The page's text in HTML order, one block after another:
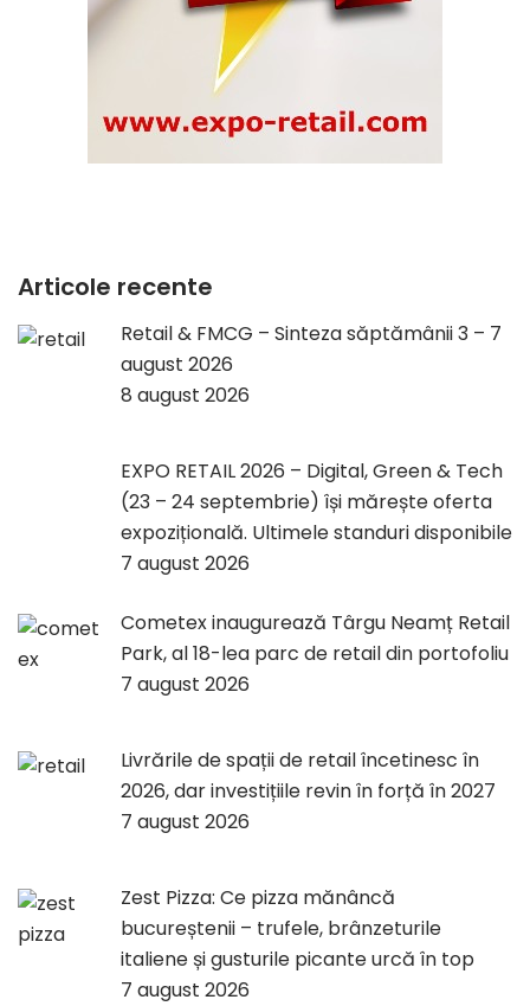
Articole recente
Retail & FMCG – Sinteza săptămânii 3 – 7
august 2026
8 august 2026
EXPO RETAIL 2026 – Digital, Green & Tech
(23 – 24 septembrie) își mărește oferta
expozițională. Ultimele standuri disponibile
7 august 2026
Cometex inaugurează Târgu Neamț Retail
Park, al 18-lea parc de retail din portofoliu
7 august 2026
Livrările de spații de retail încetinesc în
2026, dar investițiile revin în forță în 2027
7 august 2026
Zest Pizza: Ce pizza mănâncă
bucureștenii – trufele, brânzeturile
italiene și gusturile picante urcă în top
7 august 2026